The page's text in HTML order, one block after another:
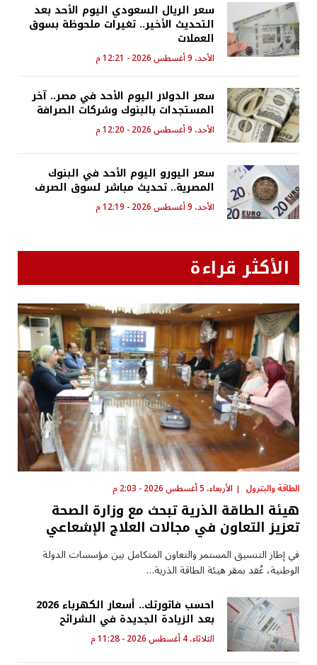
سعر الريال السعودي اليوم الأحد بعد
التحديث الأخير.. تغيرات ملحوظة بسوق
العملات
الأحد، 9 أغسطس 2026 - 12:21 م
سعر الدولار اليوم الأحد في مصر.. آخر
المستجدات بالبنوك وشركات الصرافة
الأحد، 9 أغسطس 2026 - 12:20 م
سعر اليورو اليوم الأحد في البنوك
المصرية.. تحديث مباشر لسوق الصرف
الأحد، 9 أغسطس 2026 - 12:19 م
الأكثر قراءة
الطاقة والبترول الأربعاء، 5 أغسطس 2026 - 2:03 م
هيئة الطاقة الذرية تبحث مع وزارة الصحة
تعزيز التعاون في مجالات العلاج الإشعاعي
في إطار التنسيق المستمر والتعاون المتكامل بين مؤسسات الدولة
الوطنية، عُقد بمقر هيئة الطاقة الذرية…
احسب فاتورتك.. أسعار الكهرباء 2026
بعد الزيادة الجديدة في الشرائح
الثلاثاء، 4 أغسطس 2026 - 11:28 م